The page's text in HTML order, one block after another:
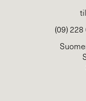
(09)